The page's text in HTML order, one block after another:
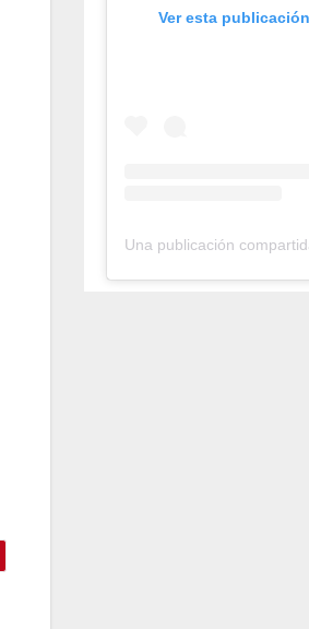
Ver esta publicación
Una publicación